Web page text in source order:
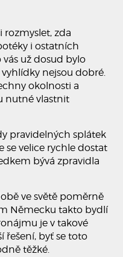
rozmyslet, zda
i ostatních
už dosud bylo
nejsou dobré.
okolnosti a
nutné vlastnit
pravidelných splátek
se velice rychle dostat
bývá zpravidla
ve světě poměrně
Německu takto bydlí
je v takové
řešení, byť se toto
těžké.